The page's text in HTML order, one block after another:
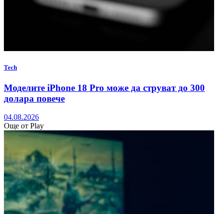
Tech
Моделите iPhone 18 Pro може да струват до 300
долара повече
04.08.2026
Още от Play